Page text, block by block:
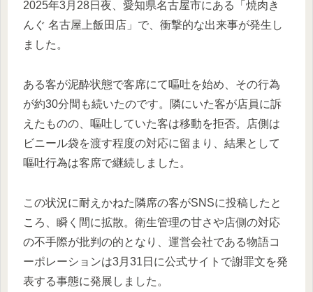
2025年3月28日夜、愛知県名古屋市にある「焼肉き
んぐ 名古屋上飯田店」で、衝撃的な出来事が発生し
ました。
ある客が泥酔状態で客席にて嘔吐を始め、その行為
が約30分間も続いたのです。隣にいた客が店員に訴
えたものの、嘔吐していた客は移動を拒否。店側は
ビニール袋を渡す程度の対応に留まり、結果として
嘔吐行為は客席で継続しました。
この状況に耐えかねた隣席の客がSNSに投稿したと
ころ、瞬く間に拡散。衛生管理の甘さや店側の対応
の不手際が批判の的となり、運営会社である物語コ
ーポレーションは3月31日に公式サイトで謝罪文を発
表する事態に発展しました。